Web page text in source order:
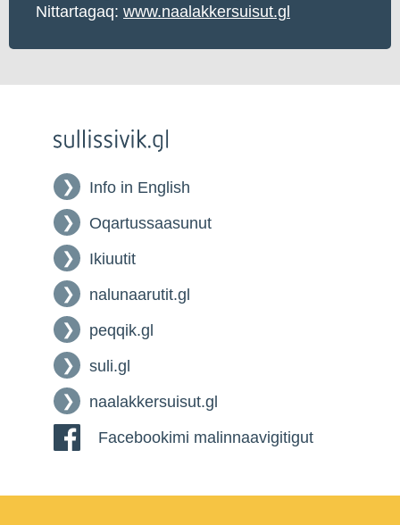
Nittartagaq: www.naalakkersuisut.gl
Info in English
Oqartussaasunut
Ikiuutit
nalunaarutit.gl
peqqik.gl
suli.gl
naalakkersuisut.gl
Facebookimi malinnaavigitigut